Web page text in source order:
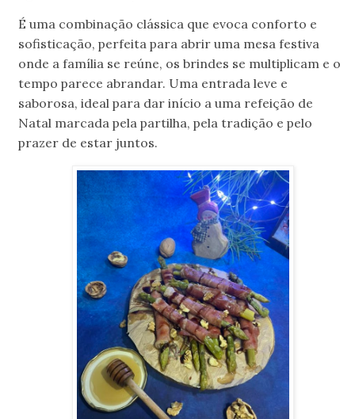
É uma combinação clássica que evoca conforto e
sofisticação, perfeita para abrir uma mesa festiva
onde a família se reúne, os brindes se multiplicam e o
tempo parece abrandar. Uma entrada leve e
saborosa, ideal para dar início a uma refeição de
Natal marcada pela partilha, pela tradição e pelo
prazer de estar juntos.